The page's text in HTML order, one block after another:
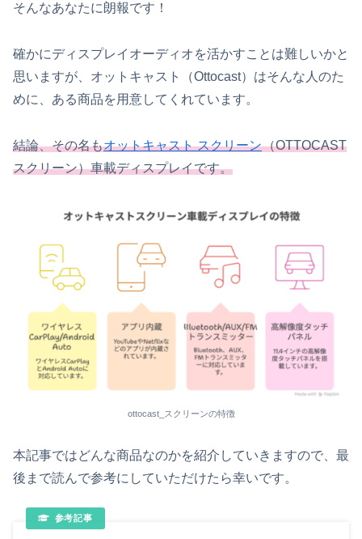
そんなあなたに朗報です！
確かにディスプレイオーディオを活かすことは難しいかと
思いますが、オットキャスト（Ottocast）はそんな人のた
めに、ある商品を用意してくれています。
結論、その名もオットキャスト スクリーン（OTTOCAST
スクリーン）車載ディスプレイです。
ottocast_スクリーンの特徴
本記事ではどんな商品なのかを紹介していきますので、最
後まで読んで参考にしていただけたら幸いです。